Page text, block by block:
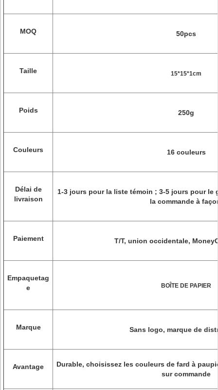
MOQ 50pcs
Taille 15*15*1cm
Poids 250g
Couleurs 16 couleurs
Délai de
livraison
1-3 jours pour la liste témoin ; 3-5 jours pour le
la commande à
Paiement T/T, union occidentale,
Empaquetag
e
BOÎTE DE PAPIER
Marque Sans logo, marque de
Avantage
Durable, choisissez les couleurs de fard à
sur commande